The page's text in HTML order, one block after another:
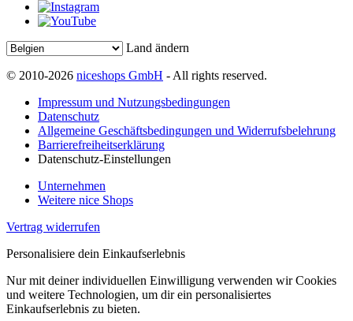
Land ändern
© 2010-2026 niceshops GmbH - All rights reserved.
Impressum und Nutzungsbedingungen
Datenschutz
Allgemeine Geschäftsbedingungen und Widerrufsbelehrung
Barrierefreiheitserklärung
Datenschutz-Einstellungen
Unternehmen
Weitere nice Shops
Vertrag widerrufen
Personalisiere dein Einkaufserlebnis
Nur mit deiner individuellen Einwilligung verwenden wir Cookies
und weitere Technologien, um dir ein personalisiertes
Einkaufserlebnis zu bieten.